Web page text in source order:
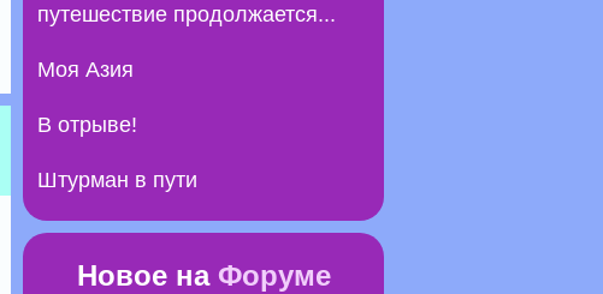
путешествие продолжается...
Моя Азия
В отрыве!
Штурман в пути
Новое на Форуме